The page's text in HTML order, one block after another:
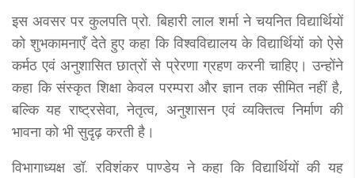
इस अवसर पर कुलपति प्रो. बिहारी लाल शर्मा ने चयनित विद्यार्थियों
को शुभकामनाएँ देते हुए कहा कि विश्वविद्यालय के विद्यार्थियों को ऐसे
कर्मठ एवं अनुशासित छात्रों से प्रेरणा ग्रहण करनी चाहिए। उन्होंने
कहा कि संस्कृत शिक्षा केवल परम्परा और ज्ञान तक सीमित नहीं है,
बल्कि यह राष्ट्रसेवा, नेतृत्व, अनुशासन एवं व्यक्तित्व निर्माण की
भावना को भी सुदृढ़ करती है।
विभागाध्यक्ष डॉ. रविशंकर पाण्डेय ने कहा कि विद्यार्थियों की यह